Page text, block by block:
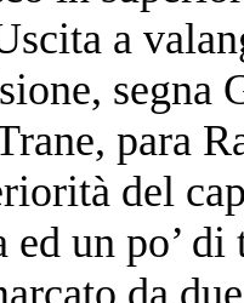
a
segna
para
del
un po’ di
da